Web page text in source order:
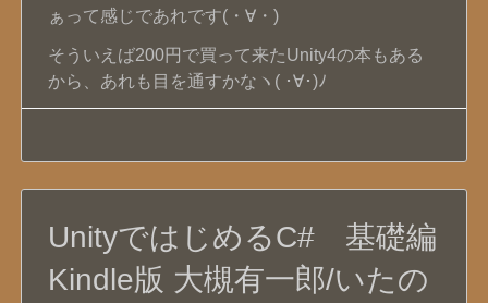
ぁって感じであれです(・∀・)
そういえば200円で買って来たUnity4の本もある
から、あれも目を通すかなヽ( ･∀･)ﾉ
UnityではじめるC# 基礎編
Kindle版 大槻有一郎/いたの